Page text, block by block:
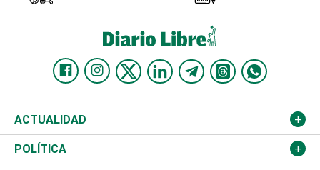
ACTUALIDAD
Nacional
POLÍTICA